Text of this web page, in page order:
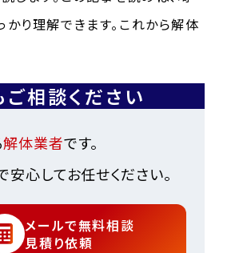
り理解できます。これから解体
相談ください
解体業者です。
心してお任せください。
メールで無料相談
見積り依頼